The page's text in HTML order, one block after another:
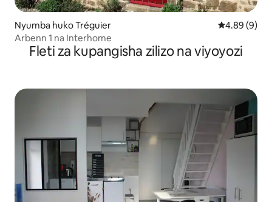
Nyumba huko Tréguier Ukadiriaji
4.89 (9)
Arbenn 1 na Interhome
Fleti za kupangisha zilizo na viyoyozi